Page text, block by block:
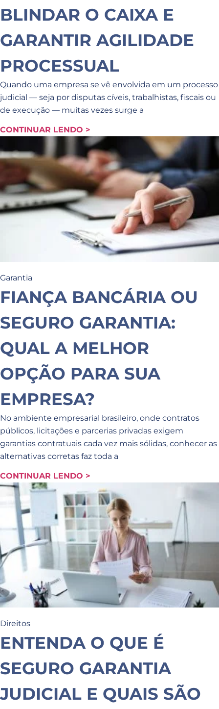
BLINDAR O CAIXA E
GARANTIR AGILIDADE
PROCESSUAL
Quando uma empresa se vê envolvida em um processo
judicial — seja por disputas cíveis, trabalhistas, fiscais ou
de execução — muitas vezes surge a
CONTINUAR LENDO >
Garantia
FIANÇA BANCÁRIA OU
SEGURO GARANTIA:
QUAL A MELHOR
OPÇÃO PARA SUA
EMPRESA?
No ambiente empresarial brasileiro, onde contratos
públicos, licitações e parcerias privadas exigem
garantias contratuais cada vez mais sólidas, conhecer as
alternativas corretas faz toda a
CONTINUAR LENDO >
Direitos
ENTENDA O QUE É
SEGURO GARANTIA
JUDICIAL E QUAIS SÃO